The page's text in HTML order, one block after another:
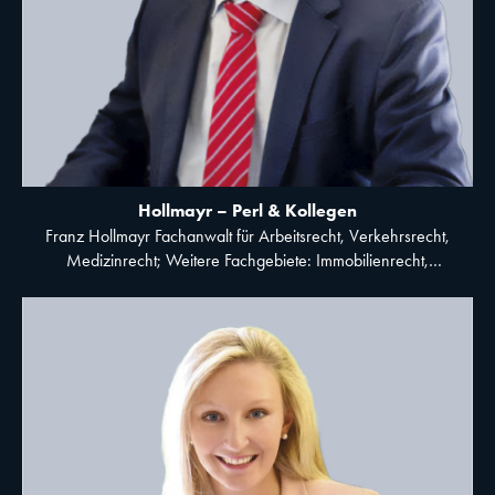
Hollmayr – Perl & Kollegen
Franz Hollmayr Fachanwalt für Arbeitsrecht, Verkehrsrecht,
Medizinrecht; Weitere Fachgebiete: Immobilienrecht,